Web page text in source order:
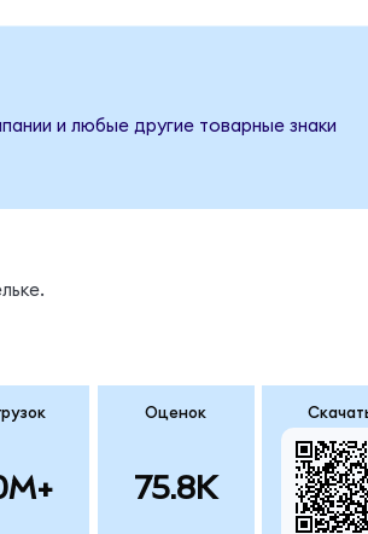
и любые другие товарные знаки
Оценок
75.8K